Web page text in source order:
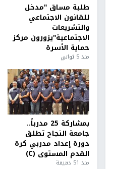
طلبة مساق "مدخل
للقانون الاجتماعي
والتشريعات
الاجتماعية"يزورون مركز
حماية الأسرة
منذ 5 ثواني
بمشاركة 25 مدرباً..
جامعة النجاح تطلق
دورة إعداد مدربي كرة
القدم المستوى (C)
منذ 51 دقيقة